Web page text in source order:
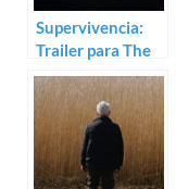
Supervivencia:
Trailer para The
Gravedigger’s
Wife